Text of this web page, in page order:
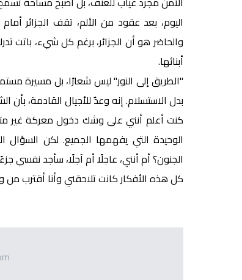
اليوم، بعد عقود من الألم، تقف الجزائر
والحاضر هو أن الجزائر، برغم كل شيء، باتت
أبنائها.
"الطريق إلى النور" ليس شعارًا، بل مسيرة
بدل الاستسلام. إنه وعدٌ للأجيال القادمة،
كنت أعلم أنني على وشك دخول معركة غير
الوحيدة التي يفهمها الجميع. لكن
الجنون؟ أم أنني، عاجلًا أم آجلًا، سأجد نفسي
كل هذه الأفكار كانت تلاحقني وأنا أقترب